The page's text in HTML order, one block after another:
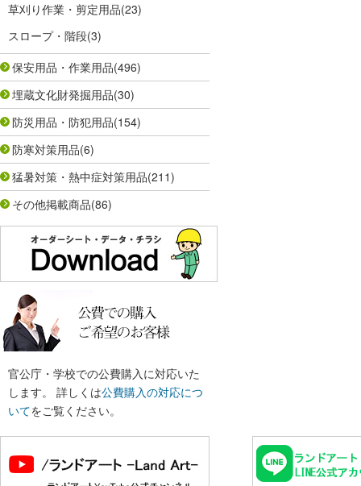
草刈り作業・剪定用品(23)
スロープ・階段(3)
保安用品・作業用品(496)
埋蔵文化財発掘用品(30)
防災用品・防犯用品(154)
防寒対策用品(6)
猛暑対策・熱中症対策用品(211)
その他掲載商品(86)
官公庁・学校での公費購入に対応いた
します。 詳しくは公費購入の対応につ
いてをご覧ください。